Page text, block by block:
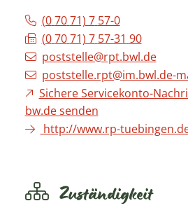
(0 70 71) 7 57-0
(0 70 71) 7 57-31 90
poststelle@rpt.bwl.de
poststelle.rpt@im.bwl.de-
Sichere Servicekonto-
bw.de senden
http://www.rp-
Zuständigkeit